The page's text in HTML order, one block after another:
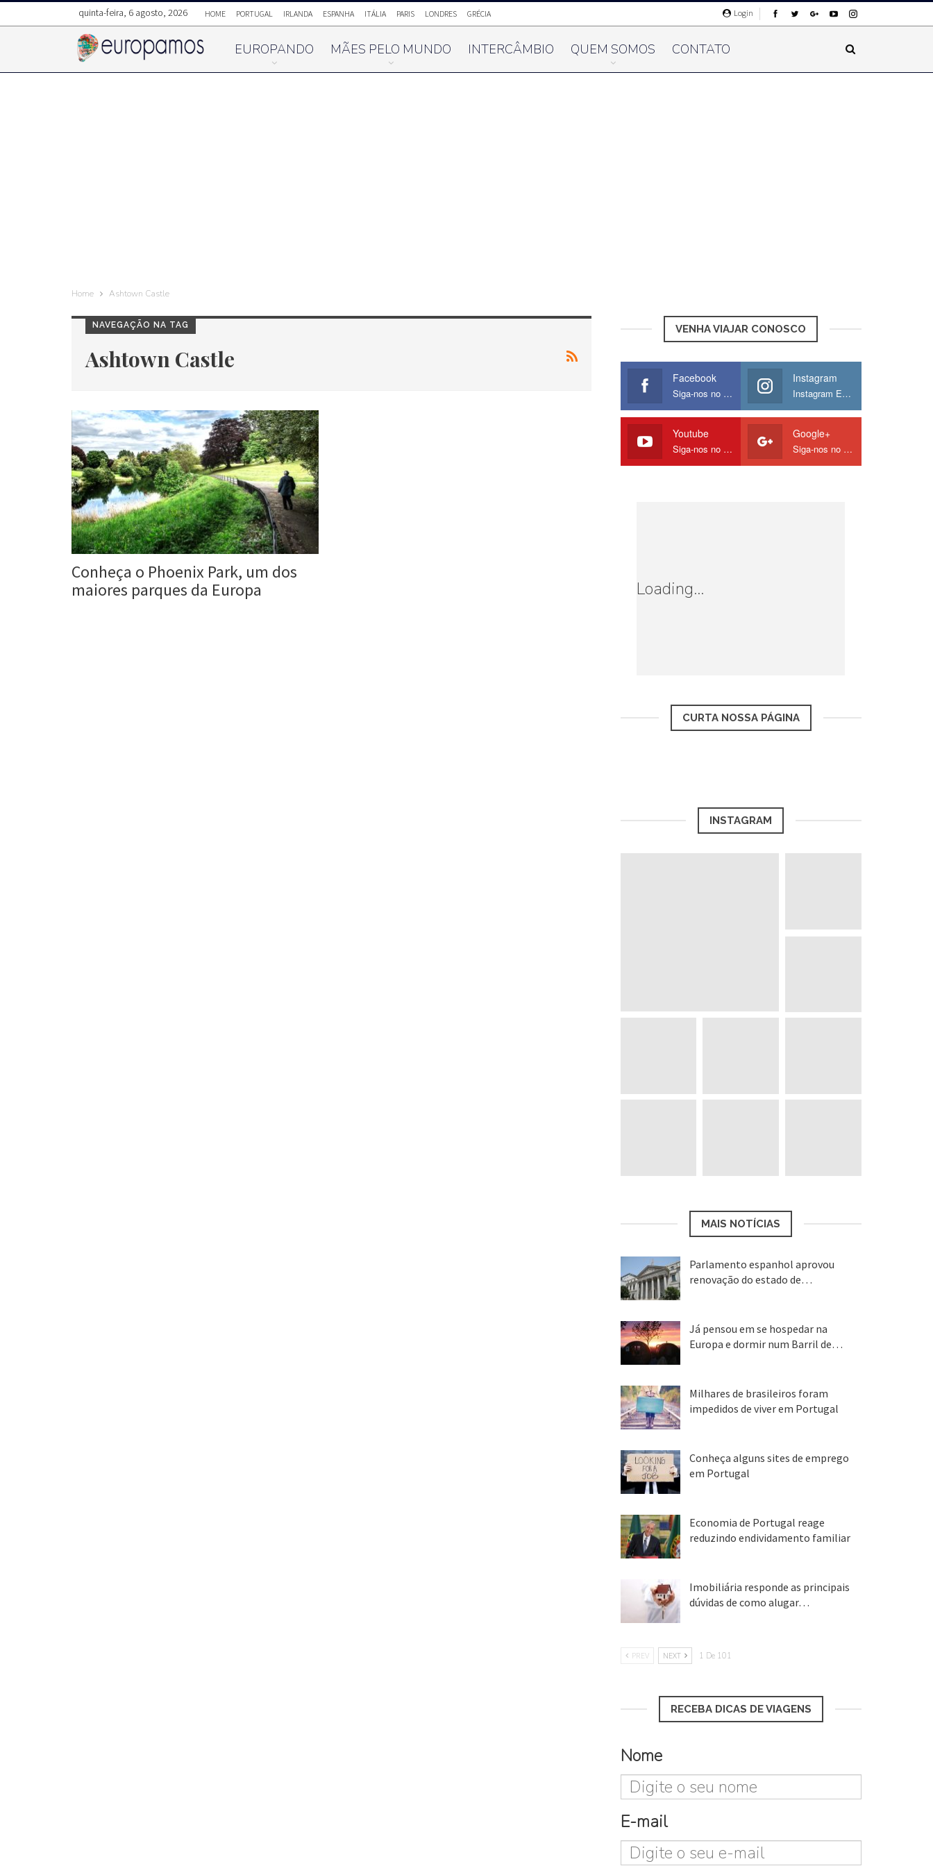
Login
quinta-feira, 6 agosto, 2026 HOME PORTUGAL IRLANDA ESPANHA ITÁLIA PARIS LONDRES GRÉCIA
EUROPANDO MÃES PELO MUNDO INTERCÂMBIO QUEM SOMOS CONTATO
Home Ashtown Castle
NAVEGAÇÃO NA TAG
Ashtown Castle
Conheça o Phoenix Park, um dos
maiores parques da Europa
VENHA VIAJAR CONOSCO
Facebook
Siga-nos no Facebook
Instagram
Instagram Europamos
Youtube
Siga-nos no Youtube
Google+
Siga-nos no Google
Loading...
CURTA NOSSA PÁGINA
INSTAGRAM
MAIS NOTÍCIAS
Parlamento espanhol aprovou
renovação do estado de…
Já pensou em se hospedar na
Europa e dormir num Barril de…
Milhares de brasileiros foram
impedidos de viver em Portugal
Conheça alguns sites de emprego
em Portugal
Economia de Portugal reage
reduzindo endividamento familiar
Imobiliária responde as principais
dúvidas de como alugar…
PREV NEXT 1 De 101
RECEBA DICAS DE VIAGENS
Nome
E-mail